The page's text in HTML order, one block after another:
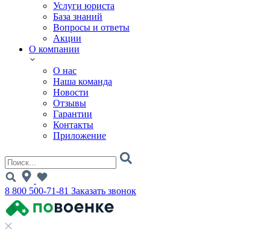
Услуги юриста
База знаний
Вопросы и ответы
Акции
О компании
О нас
Наша команда
Новости
Отзывы
Гарантии
Контакты
Приложение
8 800 500-71-81 Заказать звонок